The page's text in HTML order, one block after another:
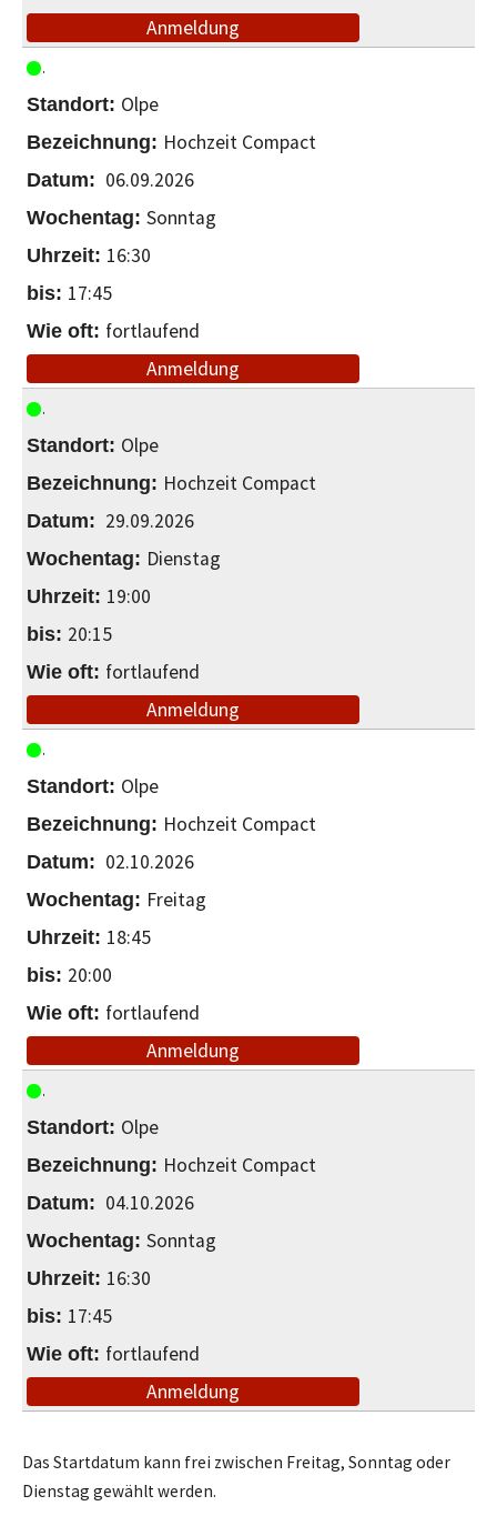
Anmeldung
Olpe
Hochzeit Compact
06.09.2026
Sonntag
16:30
17:45
fortlaufend
Anmeldung
Olpe
Hochzeit Compact
29.09.2026
Dienstag
19:00
20:15
fortlaufend
Anmeldung
Olpe
Hochzeit Compact
02.10.2026
Freitag
18:45
20:00
fortlaufend
Anmeldung
Olpe
Hochzeit Compact
04.10.2026
Sonntag
16:30
17:45
fortlaufend
Anmeldung
Das Startdatum kann frei zwischen Freitag, Sonntag oder
Dienstag gewählt werden.